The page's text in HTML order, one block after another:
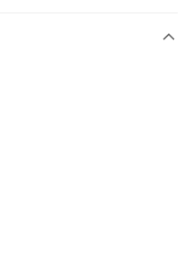
立後會自動跳轉到大哥付的交易
後續交易確認頁面所載為準。
未達大哥付你分期系統評分，恕無
期」於每月結算日後寄送繳費提
條碼／台灣大直營門市／銀行轉
費
費